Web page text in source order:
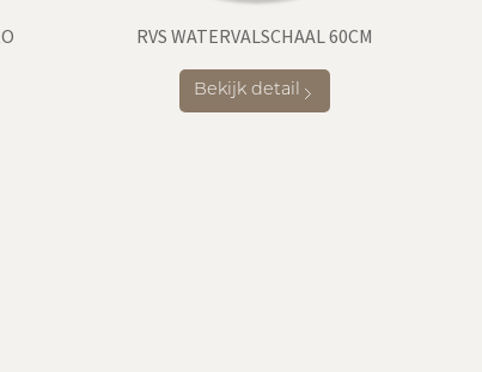
RVS WATERVALSCHAAL 60CM
Bekijk detail